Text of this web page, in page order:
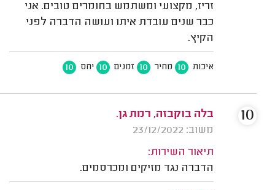
זריז, מקצועי ומשתמש בחומרים טובים. אני
כבר שנים עובדת איתו ועושה הדברה לפני
הקיץ.
איכות 10 מחיר 10 זמנים 10 יחס 10
בלה בוקבזה, רמת גן.
משוב: 23/12/2022
תיאור השירות:
הדברה נגד מזיקים ומכרסמים.
10